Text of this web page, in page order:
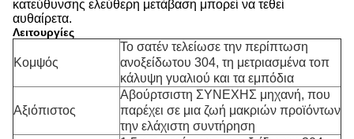
κατεύθυνσης ελεύθερη μετάβαση μπορεί να τεθεί
αυθαίρετα.
Λειτουργίες
Κομψός
Το σατέν τελείωσε την περίπτωση
ανοξείδωτου 304, τη μετριασμένα τοπ
κάλυψη γυαλιού και τα εμπόδια
Αξιόπιστος
Αβούρτσιστη ΣΥΝΕΧΗΣ μηχανή, που
παρέχει σε μια ζωή μακριών προϊόντων
την ελάχιστη συντήρηση